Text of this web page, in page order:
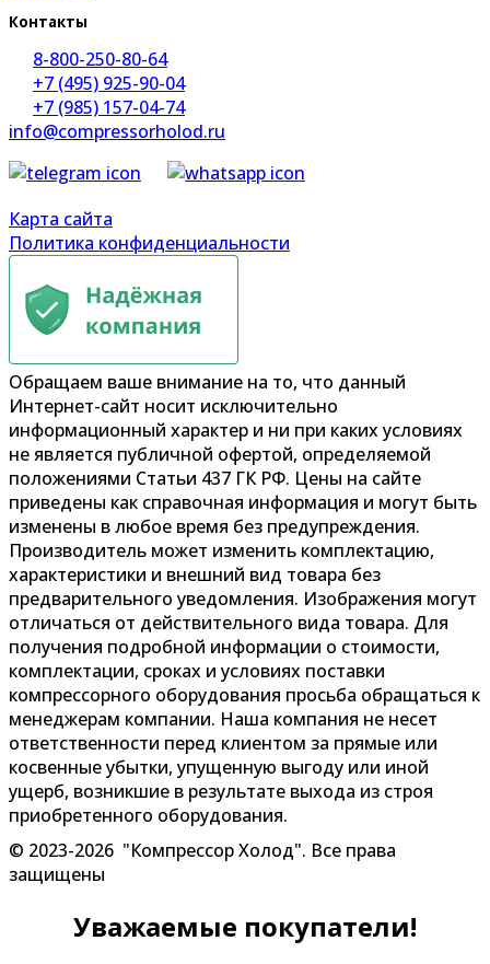
Контакты
8-800-250-80-64
+7 (495) 925-90-04
+7 (985) 157-04-74
info@compressorholod.ru
Карта сайта
Политика конфиденциальности
Обращаем ваше внимание на то, что данный
Интернет-сайт носит исключительно
информационный характер и ни при каких условиях
не является публичной офертой, определяемой
положениями Статьи 437 ГК РФ. Цены на сайте
приведены как справочная информация и могут быть
изменены в любое время без предупреждения.
Производитель может изменить комплектацию,
характеристики и внешний вид товара без
предварительного уведомления. Изображения могут
отличаться от действительного вида товара. Для
получения подробной информации о стоимости,
комплектации, сроках и условиях поставки
компрессорного оборудования просьба обращаться к
менеджерам компании. Наша компания не несет
ответственности перед клиентом за прямые или
косвенные убытки, упущенную выгоду или иной
ущерб, возникшие в результате выхода из строя
приобретенного оборудования.
© 2023-2026 "Компрессор Холод". Все права
защищены
Уважаемые покупатели!